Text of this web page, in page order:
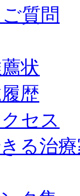
質問
状
歴
セス
る治